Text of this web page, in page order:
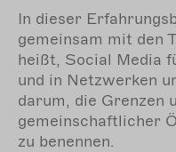
In dieser
gemeinsam mit den
heißt, Social Media
und in Netzwerken
darum, die Grenzen
gemeinschaftlicher
zu benennen.